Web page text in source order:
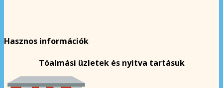
Hasznos információk
Tóalmási üzletek és nyitva tartásuk